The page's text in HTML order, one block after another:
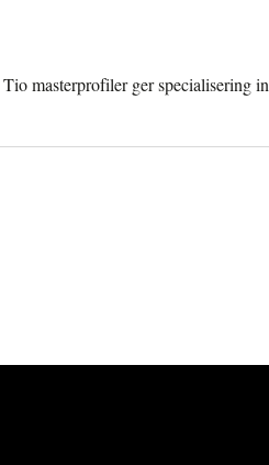
masterprofiler ger specialisering